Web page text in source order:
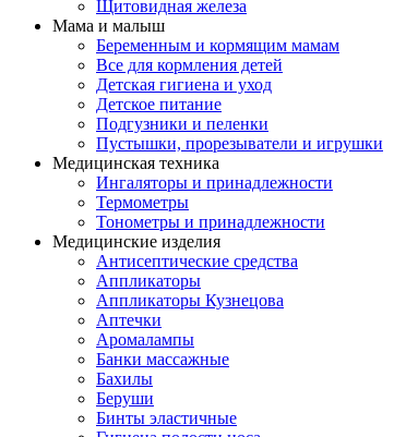
Щитовидная железа
Мама и малыш
Беременным и кормящим мамам
Все для кормления детей
Детская гигиена и уход
Детское питание
Подгузники и пеленки
Пустышки, прорезыватели и игрушки
Медицинская техника
Ингаляторы и принадлежности
Термометры
Тонометры и принадлежности
Медицинские изделия
Антисептические средства
Аппликаторы
Аппликаторы Кузнецова
Аптечки
Аромалампы
Банки массажные
Бахилы
Беруши
Бинты эластичные